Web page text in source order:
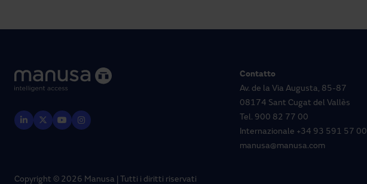
Contatto
Av. de la Via Augusta, 85-87
08174 Sant Cugat del Vallès
Tel. 900 82 77 00
Internazionale +34 93 591 57 00
manusa@manusa.com
Copyright © 2026 Manusa | Tutti i diritti riservati